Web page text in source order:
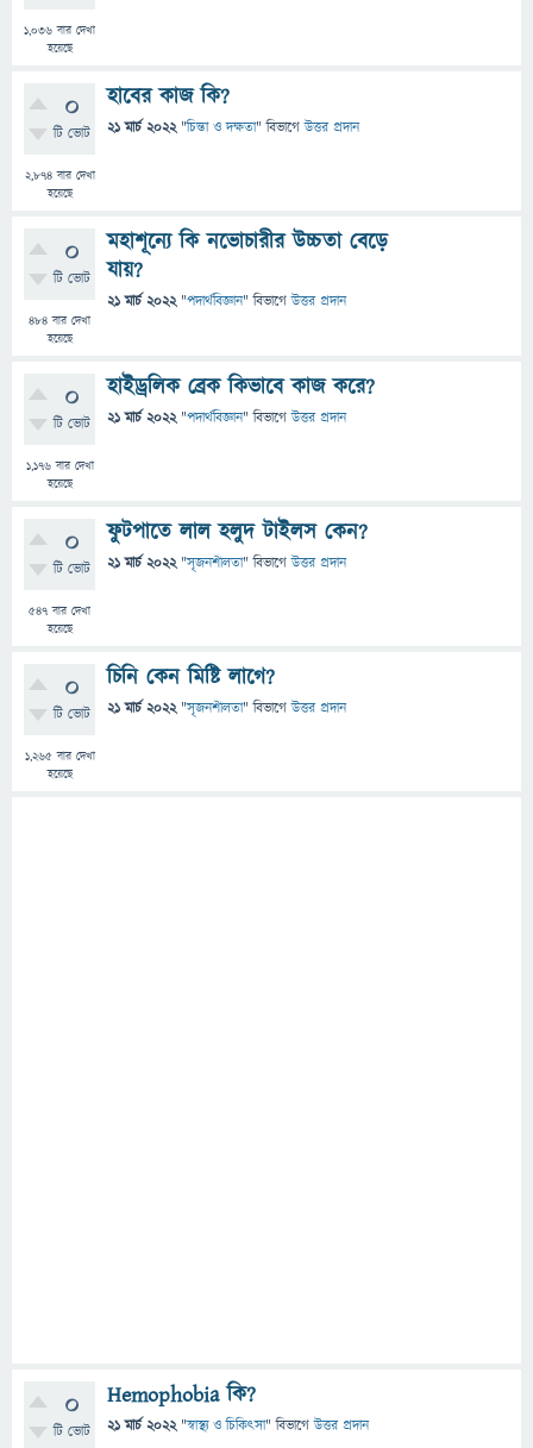
1,036 বার দেখা
হয়েছে
0
টি ভোট
2,874বার দেখা
হয়েছে
হাবের কাজ কি?
21 মার্চ 2022 "চিন্তা ও দক্ষতা" বিভাগে উত্তর প্রদান
0
টি ভোট
484 বার দেখা
হয়েছে
মহাশূন্যে কি নভোচারীর উচ্চতা বেড়ে
যায়?
21 মার্চ 2022 "পদার্থবিজ্ঞান" বিভাগে উত্তর প্রদান
0
টি ভোট
1,176বার দেখা
হয়েছে
হাইড্রলিক ব্রেক কিভাবে কাজ করে?
21 মার্চ 2022 "পদার্থবিজ্ঞান" বিভাগে উত্তর প্রদান
0
টি ভোট
547 বার দেখা
হয়েছে
ফুটপাতে লাল হলুদ টাইলস কেন?
21 মার্চ 2022 "সৃজনশীলতা" বিভাগে উত্তর প্রদান
0
টি ভোট
1,265বার দেখা
হয়েছে
চিনি কেন মিষ্টি লাগে?
21 মার্চ 2022 "সৃজনশীলতা" বিভাগে উত্তর প্রদান
0
টি ভোট
Hemophobia কি?
21 মার্চ 2022 "স্বাস্থ্য ও চিকিৎসা" বিভাগে উত্তর প্রদান